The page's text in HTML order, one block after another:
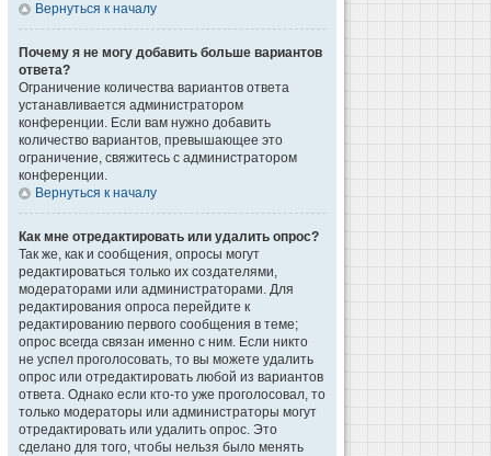
Вернуться к началу
Почему я не могу добавить больше вариантов
ответа?
Ограничение количества вариантов ответа
устанавливается администратором
конференции. Если вам нужно добавить
количество вариантов, превышающее это
ограничение, свяжитесь с администратором
конференции.
Вернуться к началу
Как мне отредактировать или удалить опрос?
Так же, как и сообщения, опросы могут
редактироваться только их создателями,
модераторами или администраторами. Для
редактирования опроса перейдите к
редактированию первого сообщения в теме;
опрос всегда связан именно с ним. Если никто
не успел проголосовать, то вы можете удалить
опрос или отредактировать любой из вариантов
ответа. Однако если кто-то уже проголосовал, то
только модераторы или администраторы могут
отредактировать или удалить опрос. Это
сделано для того, чтобы нельзя было менять